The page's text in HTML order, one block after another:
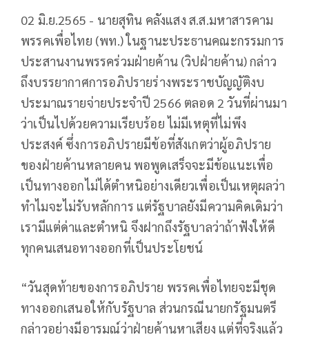
02 มิ.ย.2565 - นายสุทิน คลังแสง ส.ส.มหาสารคาม
พรรคเพื่อไทย (พท.) ในฐานะประธานคณะกรรมการ
ประสานงานพรรคร่วมฝ่ายค้าน (วิปฝ่ายค้าน) กล่าว
ถึงบรรยากาศการอภิปรายร่างพระราชบัญญัติงบ
ประมาณรายจ่ายประจำปี 2566 ตลอด 2 วันที่ผ่านมา
ว่าเป็นไปด้วยความเรียบร้อย ไม่มีเหตุที่ไม่พึง
ประสงค์ ซึ่งการอภิปรายมีข้อที่สังเกตว่าผู้อภิปราย
ของฝ่ายค้านหลายคน พอพูดเสร็จจะมีข้อแนะเพื่อ
เป็นทางออกไม่ได้ตำหนิอย่างเดียวเพื่อเป็นเหตุผลว่า
ทำไมจะไม่รับหลักการ แต่รัฐบาลยังมีความคิดเดิมว่า
เรามีแต่ด่าและตำหนิ จึงฝากถึงรัฐบาลว่าถ้าฟังให้ดี
ทุกคนเสนอทางออกที่เป็นประโยชน์
“วันสุดท้ายของการอภิปราย พรรคเพื่อไทยจะมีชุด
ทางออกเสนอให้กับรัฐบาล ส่วนกรณีนายกรัฐมนตรี
กล่าวอย่างมีอารมณ์ว่าฝ่ายค้านหาเสียง แต่ที่จริงแล้ว